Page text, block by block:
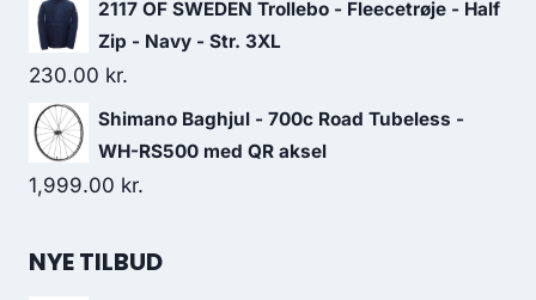
2117 OF SWEDEN Trollebo - Fleecetrøje - Half
Zip - Navy - Str. 3XL
230.00 kr.
Shimano Baghjul - 700c Road Tubeless -
WH-RS500 med QR aksel
1,999.00 kr.
NYE TILBUD